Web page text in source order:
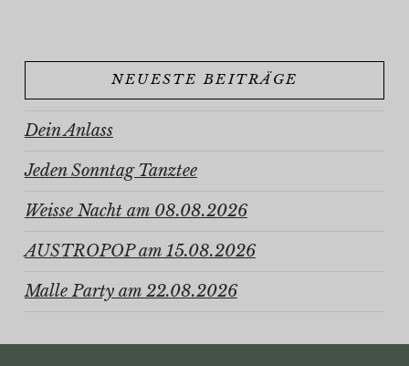
NEUESTE BEITRÄGE
Dein Anlass
Jeden Sonntag Tanztee
Weisse Nacht am 08.08.2026
AUSTROPOP am 15.08.2026
Malle Party am 22.08.2026